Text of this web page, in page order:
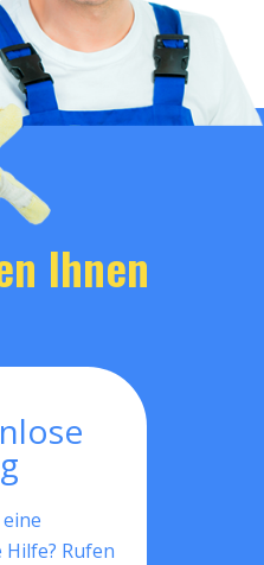
Ihnen
Rufen